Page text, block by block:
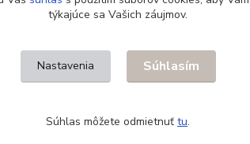
týkajúce sa Vašich záujmov.
Nastavenia Súhlasím
Súhlas môžete odmietnuť tu.